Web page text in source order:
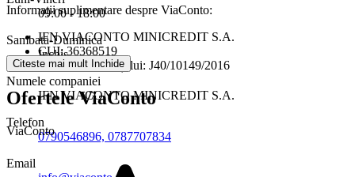
Informații suplimentare despre ViaConto:
IFN VIACONTO MINICREDIT S.A.
CUI: 36368519
Registrul Comerțului: J40/10149/2016
09:00 - 18:00
Sambata-Duminica
Inchis
Numele companiei
IFN VIACONTO MINICREDIT S.A.
Telefon
0790546896, 0787707834
Email
Citeste mai mult Inchide
Ofertele ViaConto
ViaConto